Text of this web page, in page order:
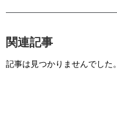
関連記事
記事は見つかりませんでした。